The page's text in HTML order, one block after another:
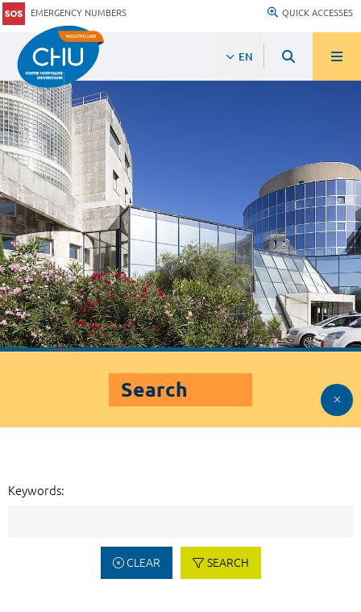
EMERGENCY NUMBERS QUICK ACCESSES
EN
Search
Keywords:
CLEAR SEARCH